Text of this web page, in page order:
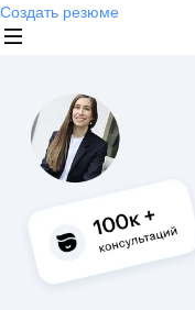
Создать резюме